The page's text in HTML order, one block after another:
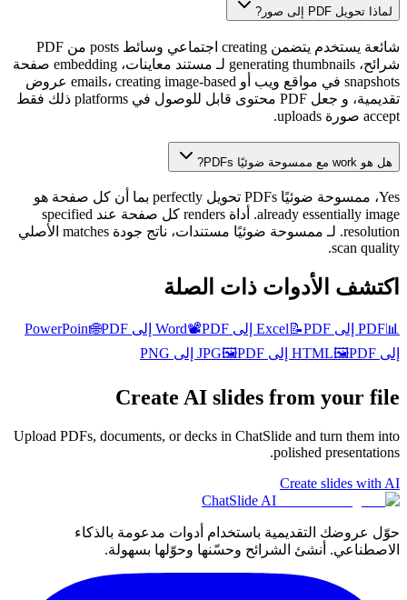
لماذا تحويل PDF إلى صور?
شائعة يستخدم يتضمن creating اجتماعي وسائط posts من PDF
شرائح، generating thumbnails لـ مستند معاينات، embedding صفحة
snapshots في مواقع ويب أو emails، creating image-based عروض
تقديمية، و جعل PDF محتوى قابل للوصول في platforms ذلك فقط
accept صورة uploads.
هل هو work مع ممسوحة ضوئيًا PDFs?
Yes، ممسوحة ضوئيًا PDFs تحويل perfectly بما أن كل صفحة هو
already essentially image. أداة renders كل صفحة عند specified
resolution. لـ ممسوحة ضوئيًا مستندات، ناتج جودة matches الأصلي
scan quality.
اكتشف الأدوات ذات الصلة
📊PDF إلى Excel 📝PDF إلى Word 📽️PDF إلى PowerPoint 🌐PDF
إلى HTML
🖼️PDF إلى JPG 🖼️PDF إلى PNG
Create AI slides from your file
Upload PDFs, documents, or decks in ChatSlide and turn them into
polished presentations.
Create slides with AI
ChatSlide AI
حوّل عروضك التقديمية باستخدام أدوات مدعومة بالذكاء
الاصطناعي. أنشئ الشرائح وحسّنها وحوّلها بسهولة.